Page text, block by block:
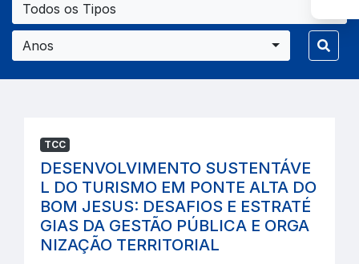
Todos os Tipos
Anos
TCC
DESENVOLVIMENTO SUSTENTÁVE
L DO TURISMO EM PONTE ALTA DO
BOM JESUS: DESAFIOS E ESTRATÉ
GIAS DA GESTÃO PÚBLICA E ORGA
NIZAÇÃO TERRITORIAL